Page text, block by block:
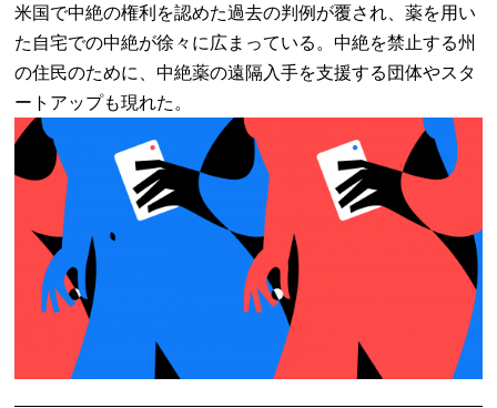
米国で中絶の権利を認めた過去の判例が覆され、薬を用い
た自宅での中絶が徐々に広まっている。中絶を禁止する州
の住民のために、中絶薬の遠隔入手を支援する団体やスタ
ートアップも現れた。